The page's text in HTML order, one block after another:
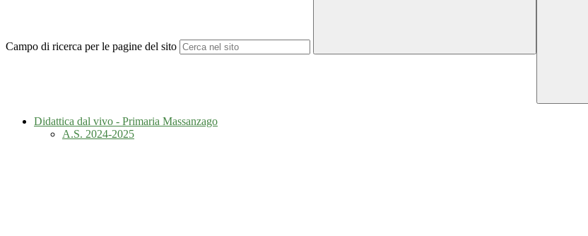
Campo di ricerca per le pagine del sito
Didattica dal vivo - Primaria Massanzago
A.S. 2024-2025